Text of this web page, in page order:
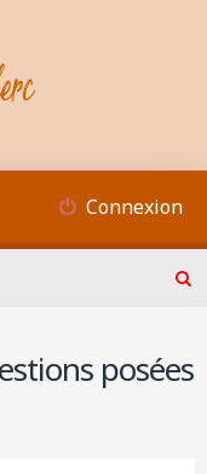
Connexion
posées